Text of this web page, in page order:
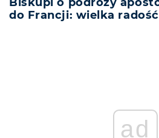
do Francji: wielka radość
ad